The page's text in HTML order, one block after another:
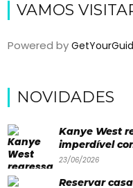
VAMOS
Powered by
NOVIDADES
Kanye West
imperdível
23/06/2026
Reservar